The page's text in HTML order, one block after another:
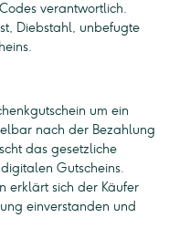
verantwortlich.
Diebstahl, unbefugte
um ein
nach der Bezahlung
das gesetzliche
Gutscheins.
erklärt sich der Käufer
einverstanden und